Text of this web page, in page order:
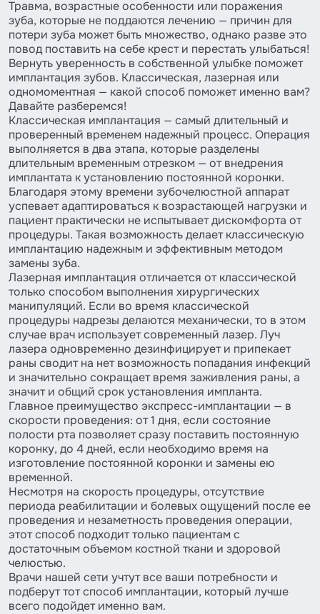
Травма, возрастные особенности или поражения
зуба, которые не поддаются лечению — причин для
потери зуба может быть множество, однако разве это
повод поставить на себе крест и перестать улыбаться!
Вернуть уверенность в собственной улыбке поможет
имплантация зубов. Классическая, лазерная или
одномоментная — какой способ поможет именно вам?
Давайте разберемся!
Классическая имплантация — самый длительный и
проверенный временем надежный процесс. Операция
выполняется в два этапа, которые разделены
длительным временным отрезком — от внедрения
имплантата к установлению постоянной коронки.
Благодаря этому времени зубочелюстной аппарат
успевает адаптироваться к возрастающей нагрузки и
пациент практически не испытывает дискомфорта от
процедуры. Такая возможность делает классическую
имплантацию надежным и эффективным методом
замены зуба.
Лазерная имплантация отличается от классической
только способом выполнения хирургических
манипуляций. Если во время классической
процедуры надрезы делаются механически, то в этом
случае врач использует современный лазер. Луч
лазера одновременно дезинфицирует и припекает
раны сводит на нет возможность попадания инфекций
и значительно сокращает время заживления раны, а
значит и общий срок установления импланта.
Главное преимущество экспресс-имплантации — в
скорости проведения: от 1 дня, если состояние
полости рта позволяет сразу поставить постоянную
коронку, до 4 дней, если необходимо время на
изготовление постоянной коронки и замены ею
временной.
Несмотря на скорость процедуры, отсутствие
периода реабилитации и болевых ощущений после ее
проведения и незаметность проведения операции,
этот способ подходит только пациентам с
достаточным объемом костной ткани и здоровой
челюстью.
Врачи нашей сети учтут все ваши потребности и
подберут тот способ имплантации, который лучше
всего подойдет именно вам.